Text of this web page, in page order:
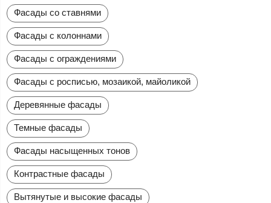
Фасады со ставнями
Фасады с колоннами
Фасады с ограждениями
Фасады с росписью, мозаикой, майоликой
Деревянные фасады
Темные фасады
Фасады насыщенных тонов
Контрастные фасады
Вытянутые и высокие фасады